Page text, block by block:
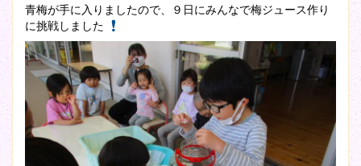
青梅が手に入りましたので、９日にみんなで梅ジュース作り
に挑戦しました